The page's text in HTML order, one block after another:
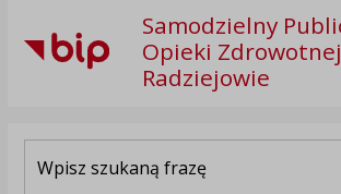
Samodzielny
Opieki
Radziejowie